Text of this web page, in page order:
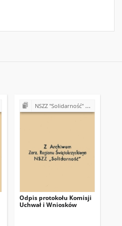
NSZZ "Solidarność" w Zespole Szkół Rolniczych w Cudzynowicach
Odpis protokołu Komisji
Uchwał i Wniosków